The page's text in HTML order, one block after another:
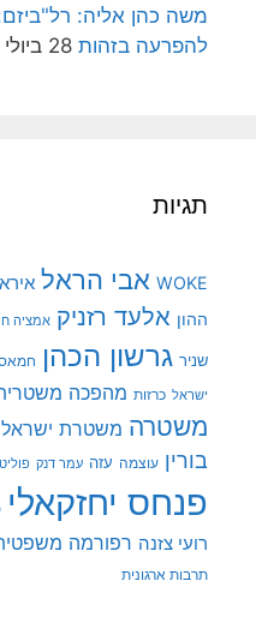
משה כהן אליה:
להפרעה בזהות 28 ביולי 2026
תגיות
WOKE אבי הראל
ההון אלעד רזניק אמציה חן
שניר גרשון הכהן
ישראל כרזות מהפכה
משטרה משטרת ישראל
בורין עוצמה עזה עמר דנק
פנחס יחזקאלי
רועי צזנה רפורמה
תרבות ארגונית